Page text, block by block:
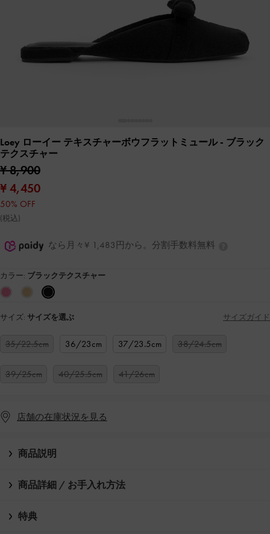
Loey ローイー テキスチャーボウフラットミュール- ブラック
テクスチャー
¥ 8,900
¥ 4,450
50% OFF
(税込)
なら月々¥ 1,483円から。分割手数料無料
カラー: ブラックテクスチャー
サイズ: サイズを選ぶ サイズガイド
35/22.5cm 36/23cm 37/23.5cm 38/24.5cm
39/25cm 40/25.5cm 41/26cm
店舗の在庫状況を見る
商品説明
商品詳細 / お手入れ方法
特典